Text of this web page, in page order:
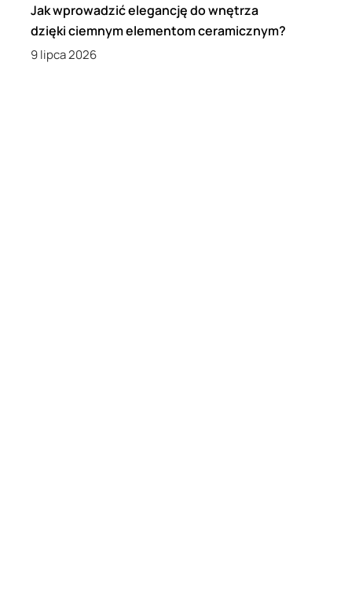
Jak wprowadzić elegancję do wnętrza
dzięki ciemnym elementom ceramicznym?
9 lipca 2026